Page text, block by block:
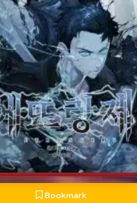
Bookmark